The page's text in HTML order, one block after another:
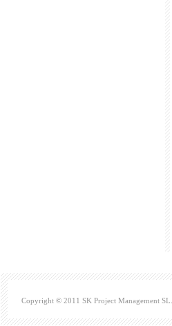
Copyright © 2011 SK Project Management